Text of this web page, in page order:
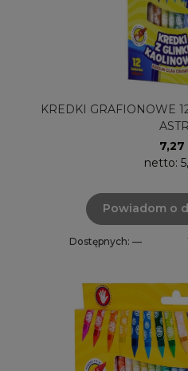
KREDKI GRAFIONOWE
7,27
netto:
Powiadom o
Dostępnych: —